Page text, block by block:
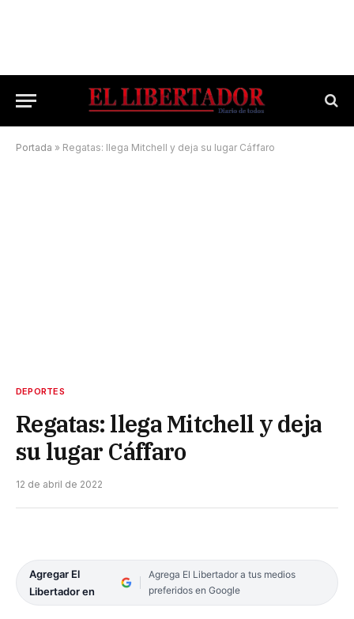
Portada » Regatas: llega Mitchell y deja su lugar Cáffaro
DEPORTES
Regatas: llega Mitchell y deja
su lugar Cáffaro
12 de abril de 2022
Agregar El
Libertador en
Agrega El Libertador a tus medios
preferidos en Google